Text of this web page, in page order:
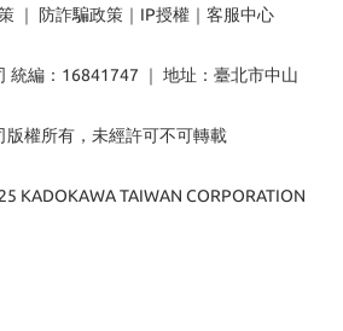
｜ 防詐騙政策 ｜ IP授權 ｜ 客服中心
統編：16841747 ｜ 地址：臺北市中山
版權所有，未經許可不可轉載
KADOKAWA TAIWAN CORPORATION